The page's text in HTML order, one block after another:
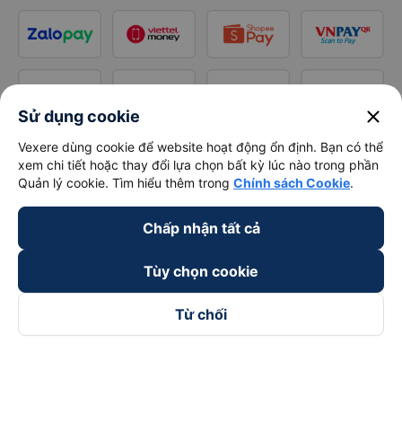
Sử dụng cookie close
Vexere dùng cookie để website hoạt động ổn định. Bạn có thể
xem chi tiết hoặc thay đổi lựa chọn bất kỳ lúc nào trong phần
Quản lý cookie. Tìm hiểu thêm trong Chính sách Cookie.
Chấp nhận tất cả
Tùy chọn cookie
Từ chối